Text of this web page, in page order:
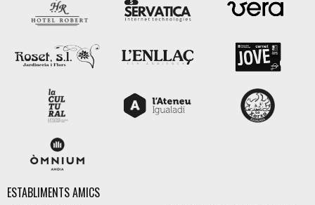
ESTABLIMENTS AMICS